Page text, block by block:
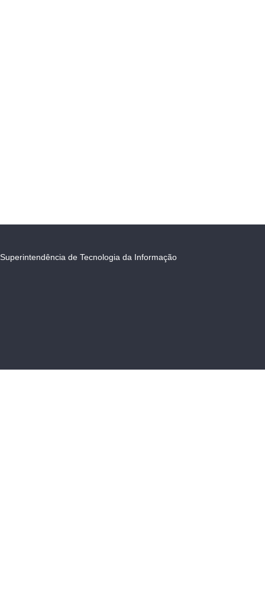
Superintendência de Tecnologia da Informação